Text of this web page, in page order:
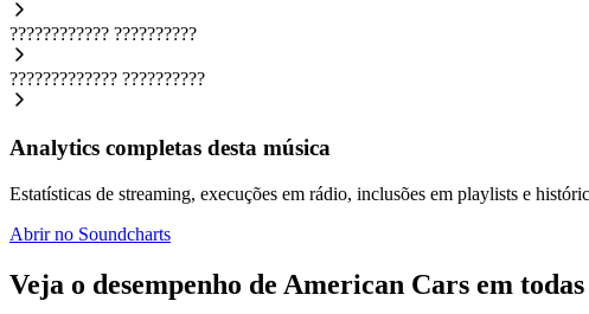
???????????? ??????????
????????????? ??????????
Analytics completas desta música
Estatísticas de streaming, execuções em rádio, inclusões em playlists e
Abrir no Soundcharts
Veja o desempenho de American Cars em